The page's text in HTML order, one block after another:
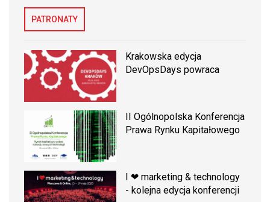
PATRONATY
Krakowska edycja
DevOpsDays powraca
II Ogólnopolska Konferencja
Prawa Rynku Kapitałowego
I ❤ marketing & technology
- kolejna edycja konferencji